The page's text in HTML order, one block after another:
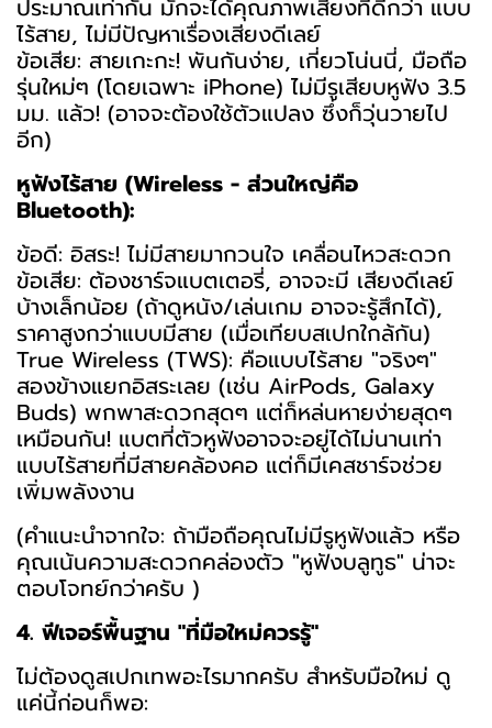
ประมาณเท่ากัน มักจะได้คุณภาพเสียงที่ดีกว่า แบบ
ไร้สาย, ไม่มีปัญหาเรื่องเสียงดีเลย์
ข้อเสีย: สายเกะกะ! พันกันง่าย, เกี่ยวโน่นนี่, มือถือ
รุ่นใหม่ๆ (โดยเฉพาะ iPhone) ไม่มีรูเสียบหูฟัง 3.5
มม. แล้ว! (อาจจะต้องใช้ตัวแปลง ซึ่งก็วุ่นวายไป
อีก)
หูฟังไร้สาย (Wireless - ส่วนใหญ่คือ
Bluetooth):
ข้อดี: อิสระ! ไม่มีสายมากวนใจ เคลื่อนไหวสะดวก
ข้อเสีย: ต้องชาร์จแบตเตอรี่, อาจจะมี เสียงดีเลย์
บ้างเล็กน้อย (ถ้าดูหนัง/เล่นเกม อาจจะรู้สึกได้),
ราคาสูงกว่าแบบมีสาย (เมื่อเทียบสเปกใกล้กัน)
True Wireless (TWS): คือแบบไร้สาย "จริงๆ"
สองข้างแยกอิสระเลย (เช่น AirPods, Galaxy
Buds) พกพาสะดวกสุดๆ แต่ก็หล่นหายง่ายสุดๆ
เหมือนกัน! แบตที่ตัวหูฟังอาจจะอยู่ได้ไม่นานเท่า
แบบไร้สายที่มีสายคล้องคอ แต่ก็มีเคสชาร์จช่วย
เพิ่มพลังงาน
(คำแนะนำจากใจ: ถ้ามือถือคุณไม่มีรูหูฟังแล้ว หรือ
คุณเน้นความสะดวกคล่องตัว "หูฟังบลูทูธ" น่าจะ
ตอบโจทย์กว่าครับ )
4. ฟีเจอร์พื้นฐาน "ที่มือใหม่ควรรู้"
ไม่ต้องดูสเปกเทพอะไรมากครับ สำหรับมือใหม่ ดู
แค่นี้ก่อนก็พอ: